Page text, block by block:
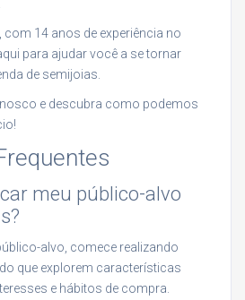
com 14 anos de experiência no
para ajudar você a se tornar
de semijoias.
e descubra como podemos
meu público-alvo
alvo, comece realizando
que explorem características
e hábitos de compra.